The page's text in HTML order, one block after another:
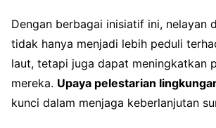
Dengan berbagai inisiatif ini, nelayan
tidak hanya menjadi lebih peduli
laut, tetapi juga dapat meningkatkan
mereka. Upaya pelestarian
kunci dalam menjaga keberlanjutan